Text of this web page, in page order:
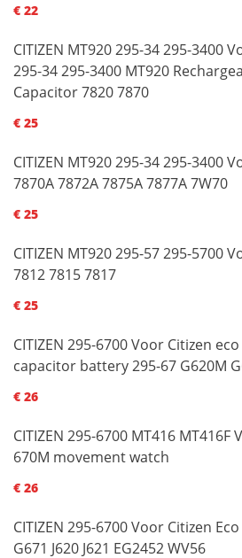
€ 22
CITIZEN MT920 295-34 295-3400
295-34 295-3400 MT920
Capacitor 7820 7870
€ 25
CITIZEN MT920 295-34 295-3400
7870A 7872A 7875A 7877A 7W70
€ 25
CITIZEN MT920 295-57 295-5700
7812 7815 7817
€ 25
CITIZEN 295-6700 Voor Citizen
capacitor battery 295-67 G620M
€ 26
CITIZEN 295-6700 MT416 MT416F
670M movement watch
€ 26
CITIZEN 295-6700 Voor Citizen
G671 J620 J621 EG2452 WV56